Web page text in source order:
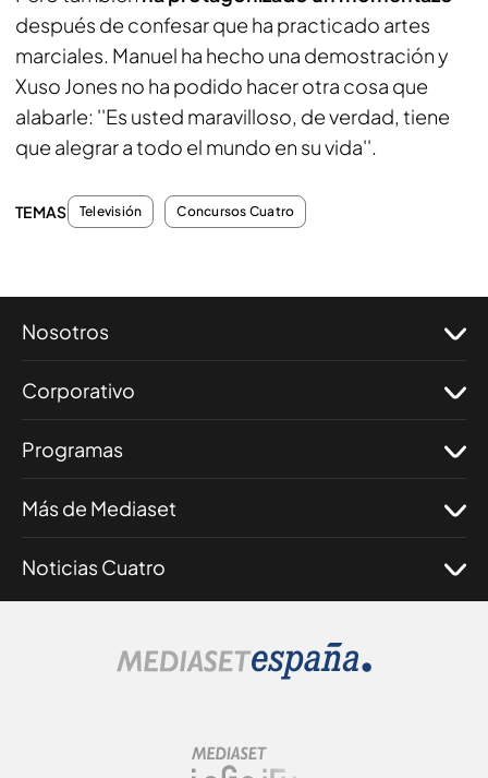
después de confesar que ha practicado artes
marciales. Manuel ha hecho una demostración y
Xuso Jones no ha podido hacer otra cosa que
alabarle: ''Es usted maravilloso, de verdad, tiene
que alegrar a todo el mundo en su vida''.
TEMAS Televisión Concursos Cuatro
Nosotros
Corporativo
Programas
Más de Mediaset
Noticias Cuatro